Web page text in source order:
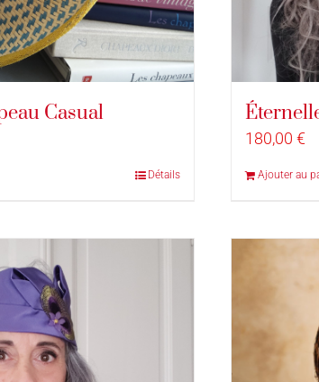
Casual
Détails
180,00€
Ajouter au